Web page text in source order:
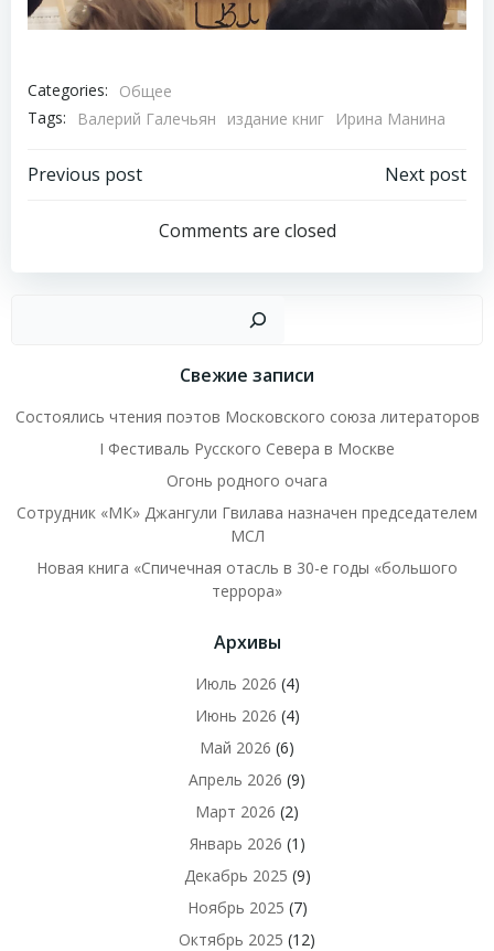
Categories:
Общее
Tags:
Валерий Галечьян издание книг Ирина Манина
Навигация
записям
Previous post
Навигация
по
записям
Next post
Comments are closed
Свежие записи
Состоялись чтения поэтов Московского союза литераторов
I Фестиваль Русского Севера в Москве
Огонь родного очага
Сотрудник «МК» Джангули Гвилава назначен председателем
МСЛ
Новая книга «Спичечная отасль в 30-е годы «большого
террора»
Архивы
Июль 2026 (4)
Июнь 2026 (4)
Май 2026 (6)
Апрель 2026 (9)
Март 2026 (2)
Январь 2026 (1)
Декабрь 2025 (9)
Ноябрь 2025 (7)
Октябрь 2025 (12)